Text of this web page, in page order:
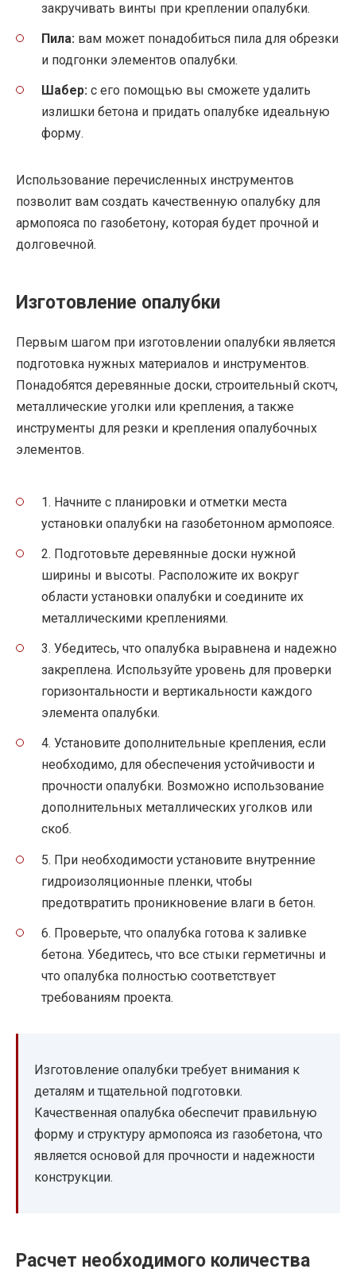
закручивать винты при креплении опалубки.
Пила: вам может понадобиться пила для обрезки
и подгонки элементов опалубки.
Шабер: с его помощью вы сможете удалить
излишки бетона и придать опалубке идеальную
форму.
Использование перечисленных инструментов
позволит вам создать качественную опалубку для
армопояса по газобетону, которая будет прочной и
долговечной.
Изготовление опалубки
Первым шагом при изготовлении опалубки является
подготовка нужных материалов и инструментов.
Понадобятся деревянные доски, строительный скотч,
металлические уголки или крепления, а также
инструменты для резки и крепления опалубочных
элементов.
1. Начните с планировки и отметки места
установки опалубки на газобетонном армопоясе.
2. Подготовьте деревянные доски нужной
ширины и высоты. Расположите их вокруг
области установки опалубки и соедините их
металлическими креплениями.
3. Убедитесь, что опалубка выравнена и надежно
закреплена. Используйте уровень для проверки
горизонтальности и вертикальности каждого
элемента опалубки.
4. Установите дополнительные крепления, если
необходимо, для обеспечения устойчивости и
прочности опалубки. Возможно использование
дополнительных металлических уголков или
скоб.
5. При необходимости установите внутренние
гидроизоляционные пленки, чтобы
предотвратить проникновение влаги в бетон.
6. Проверьте, что опалубка готова к заливке
бетона. Убедитесь, что все стыки герметичны и
что опалубка полностью соответствует
требованиям проекта.
Изготовление опалубки требует внимания к
деталям и тщательной подготовки.
Качественная опалубка обеспечит правильную
форму и структуру армопояса из газобетона, что
является основой для прочности и надежности
конструкции.
Расчет необходимого количества